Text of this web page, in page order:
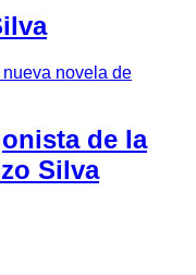
de la
Silva